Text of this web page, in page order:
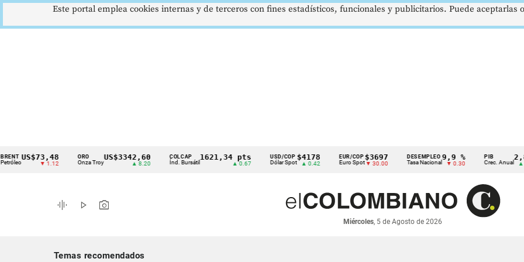
Cintillo
indicadores
económicos
US$73,48
▼ 1.12
ORO
Onza Troy
US$3342,60 COLCAP
Índ. Bursátil
1621,34 pts USD/COP
Dólar Spot
$4178
▲ 0.42
EUR/COP
Euro Spot
$3697
▼ 30.00
DESEMPLEO
Tasa Nacional
9,9 %
▼ 0.30
PIB
Crec. Anual
2,8 %
▲ 0.10
graphic_eq play_arrow photo_camera
Miércoles, 5 de Agosto de 2026
Temas recomendados
Este portal emplea cookies internas y de terceros con fines estadísticos, funcionales y publicitarios. Puede aceptarlas